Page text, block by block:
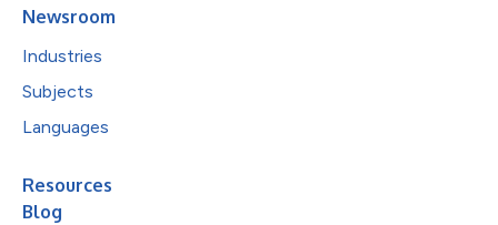
Newsroom
Industries
Subjects
Languages
Resources
Blog